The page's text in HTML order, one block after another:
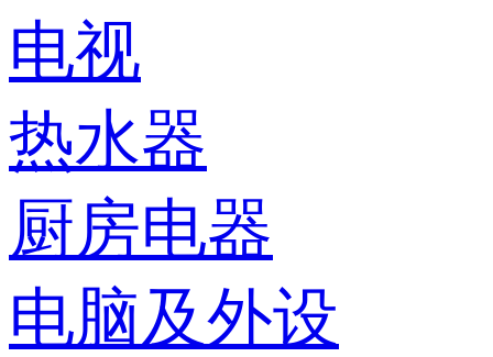
电视
热水器
厨房电器
电脑及外设